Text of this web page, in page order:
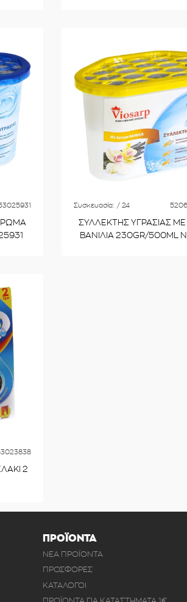
Συσκευασία: / 24
ΣΥΛΛΕΚΤΗΣ ΥΓΡΑΣΙΑΣ
ΒΑΝΙΛΙΑ 230GR/500ML
2
ΠΡΟΪΟΝΤΑ
ΝΕΑ ΠΡΟΪΟΝΤΑ
ΠΡΟΣΦΟΡΕΣ
ΚΑΤΑΛΟΓΟΙ